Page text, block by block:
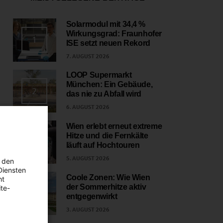
1
Solarmodul mit 34,4 %
Wirkungsgrad: Fraunhofer
ISE setzt neuen Rekord
7. AUGUST 2026
2
LOOP Supermarkt
München: Ein Gebäude,
das nie zu Abfall wird
6. AUGUST 2026
Wien erlebt erneut extreme
Hitze und die Fernkälte
läuft auf Hochtouren
5. AUGUST 2026
Coole Zonen: Wie Wien
der Sommerhitze aktiv
entgegenwirkt
3. AUGUST 2026
den